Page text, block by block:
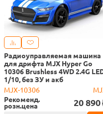
Радиоуправляемая машина
для дрифта MJX Hyper Go
10306 Brushless 4WD 2.4G
1/10, без ЗУ и акб
MJX-10306
Рекоменд.
розн.цена 20 890